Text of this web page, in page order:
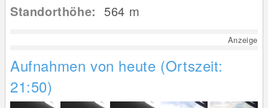
Standorthöhe: 564 m
Anzeige
Aufnahmen von heute (Ortszeit:
21:50)